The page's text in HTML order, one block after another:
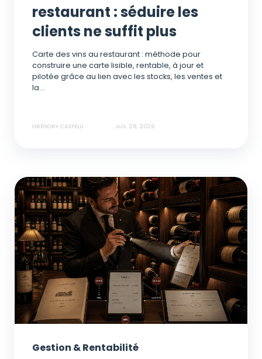
restaurant : séduire les
clients ne suffit plus
Carte des vins au restaurant : méthode pour
construire une carte lisible, rentable, à jour et
pilotée grâce au lien avec les stocks, les ventes et
la...
GRÉGORY CASTELLI JUIL. 28, 2026
Gestion & Rentabilité